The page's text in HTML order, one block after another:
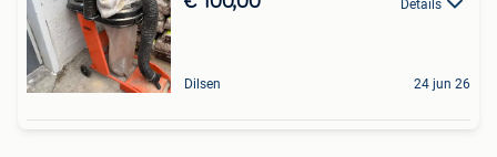
Details
Dilsen 24 jun 26